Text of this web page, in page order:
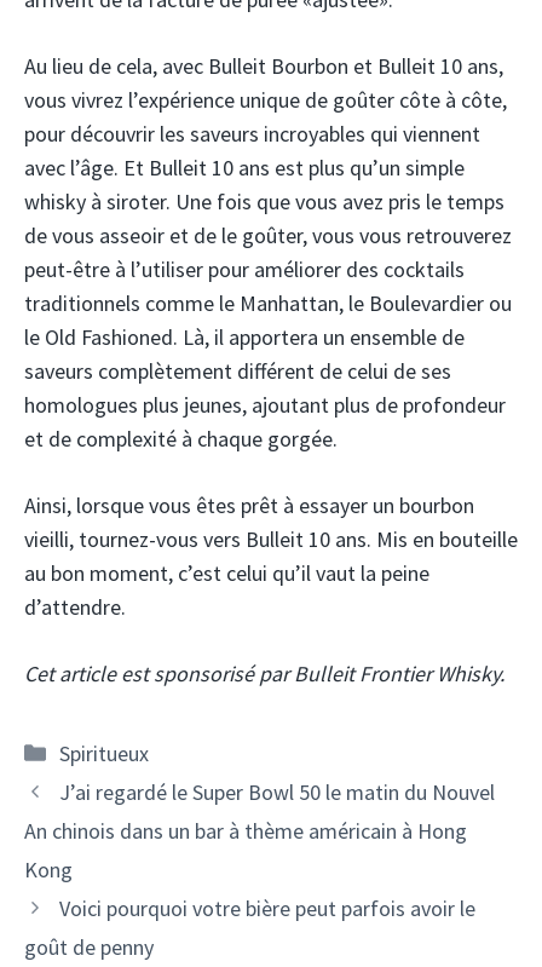
Au lieu de cela, avec Bulleit Bourbon et Bulleit 10 ans,
vous vivrez l’expérience unique de goûter côte à côte,
pour découvrir les saveurs incroyables qui viennent
avec l’âge. Et Bulleit 10 ans est plus qu’un simple
whisky à siroter. Une fois que vous avez pris le temps
de vous asseoir et de le goûter, vous vous retrouverez
peut-être à l’utiliser pour améliorer des cocktails
traditionnels comme le Manhattan, le Boulevardier ou
le Old Fashioned. Là, il apportera un ensemble de
saveurs complètement différent de celui de ses
homologues plus jeunes, ajoutant plus de profondeur
et de complexité à chaque gorgée.
Ainsi, lorsque vous êtes prêt à essayer un bourbon
vieilli, tournez-vous vers Bulleit 10 ans. Mis en bouteille
au bon moment, c’est celui qu’il vaut la peine
d’attendre.
Cet article est sponsorisé par Bulleit Frontier Whisky.
Catégories
Spiritueux
Navigation
des
J’ai regardé le Super Bowl 50 le matin du Nouvel
An chinois dans un bar à thème américain à Hong
Kong
Voici pourquoi votre bière peut parfois avoir le
goût de penny